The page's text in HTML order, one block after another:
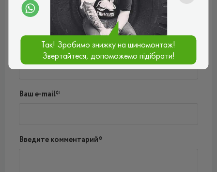
Пока нет комментариев
Написать комментарий
Ваш e-mail*
Введите комментарий*
Так! Зробимо знижку на шиномонтаж!
Звертайтеся, допоможемо підібрати!